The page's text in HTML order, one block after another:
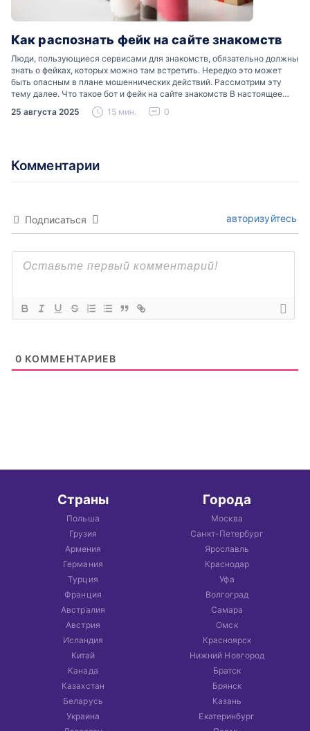
Как распознать фейк на сайте знакомств
Люди, пользующиеся сервисами для знакомств, обязательно должны
знать о фейках, которых можно там встретить. Нередко это может
быть опасным в плане мошеннических действий. Рассмотрим эту
тему далее. Что такое бот и фейк на сайте знакомств В настоящее
время можно встретить свою…
25 августа 2025 15 мин. 0
Комментарии
Подписаться авторизуйтесь
0 КОММЕНТАРИЕВ
Страны
Польша
Грузия
Армения
Германия
Турция
Франция
Австралия
Австрия
Исландия
Китай
Канада
Казахстан
Беларусь
Украина
Города
Москва
Санкт-Петербург
Ярославль
Краснодар
Уфа
Волгоград
Самара
Омск
Красноярск
Нижний Новгород
Братск
Брянск
Казань
Екатеринбург